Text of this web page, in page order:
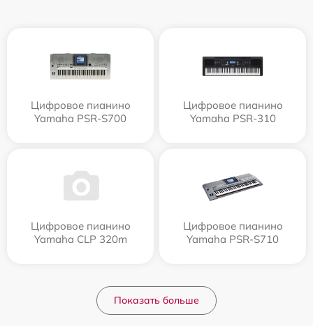
Цифровое пианино
Yamaha PSR-S700
Цифровое пианино
Yamaha PSR-310
Цифровое пианино
Yamaha CLP 320m
Цифровое пианино
Yamaha PSR-S710
Показать больше